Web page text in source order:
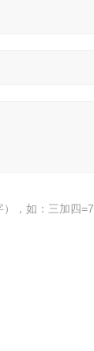
，如：三加四=7